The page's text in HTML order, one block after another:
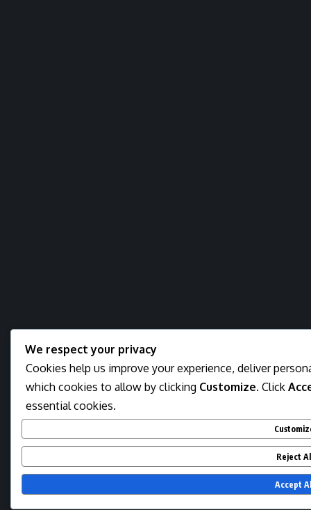
We respect your privacy
Cookies help us improve your experience, deliver
which cookies to allow by clicking Customize. Click
essential cookies.
Reject
Accept